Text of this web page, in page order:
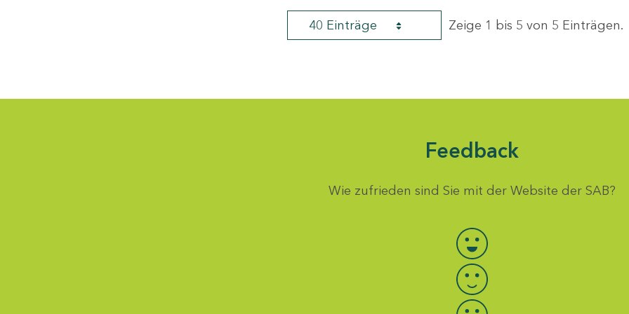
40 Einträge Zeige 1 bis 5 von 5 Einträgen.
Feedback
Wie zufrieden sind Sie mit der Website der SAB?
Bewertung auswählen